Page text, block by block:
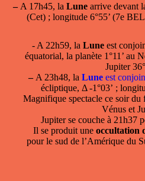
–A 17h45, la Lunearrive devant
(Cet) ; longitude 6°55’ (7e
- A 22h59, la Luneest
équatorial, la planète 1°11’ au
Jupiter
–A 23h48, la Lune est
écliptique, Δ -1°03’ ;
Magnifique spectacle ce soir du
Vénus et
Jupiter se couche à 21h37
Il se produit une occultation
pour le sud de l’Amérique du